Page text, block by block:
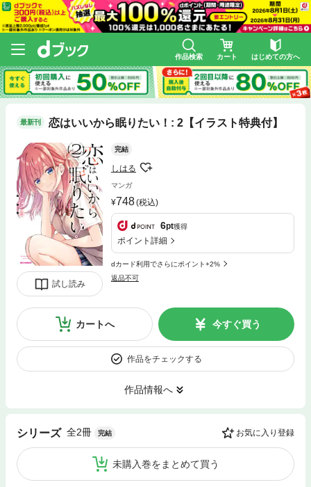
作品検索 カート はじめての方へ
最新刊 恋はいいから眠りたい！: 2【イラスト特典付】
試し読み
完結
しはる
マンガ
748(税込)
6pt獲得
ポイント詳細
dカード利用でさらにポイント+2%
返品不可
カートへ 今すぐ買う
作品をチェックする
作品情報へ
シリーズ 全2冊 完結 お気に入り登録
未購入巻をまとめて買う